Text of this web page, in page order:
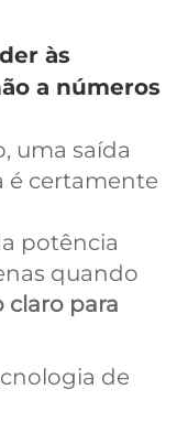
às
a números
uma saída
é certamente
potência
quando
claro para
de